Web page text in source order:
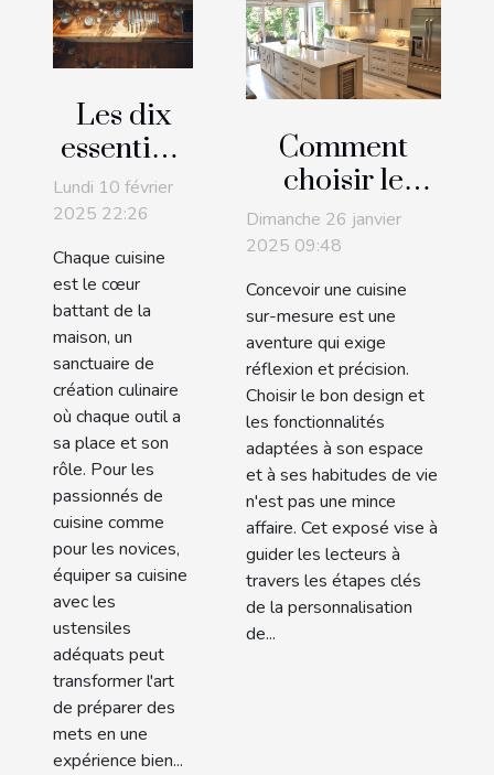
Les dix
essentiels
pour une
cuisine
bien
équipée
Lundi 10 février
2025 22:26
Chaque cuisine
est le cœur
battant de la
maison, un
sanctuaire de
création culinaire
où chaque outil a
sa place et son
rôle. Pour les
passionnés de
cuisine comme
pour les novices,
équiper sa cuisine
avec les
ustensiles
adéquats peut
transformer l'art
de préparer des
mets en une
expérience bien...
Comment
choisir le
design et les
fonctionnalités
pour une
cuisine sur-
mesure
Dimanche 26 janvier
2025 09:48
Concevoir une cuisine
sur-mesure est une
aventure qui exige
réflexion et précision.
Choisir le bon design et
les fonctionnalités
adaptées à son espace
et à ses habitudes de vie
n'est pas une mince
affaire. Cet exposé vise à
guider les lecteurs à
travers les étapes clés
de la personnalisation
de...